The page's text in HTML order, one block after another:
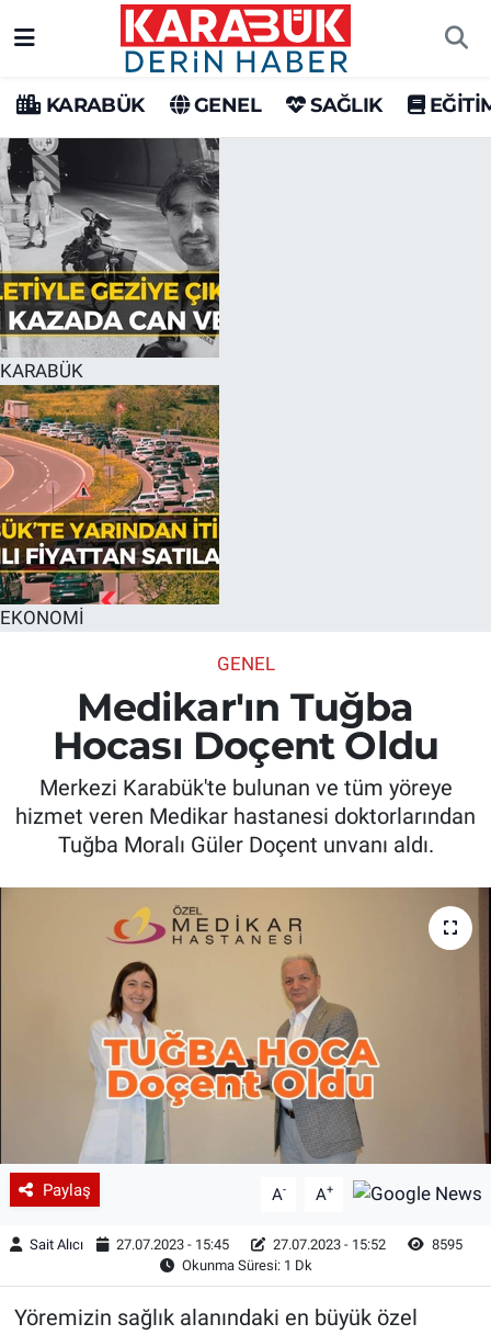
KARABÜK GENEL SAĞLIK
KARABÜK
EKONOMİ
GENEL
Medikar'ın Tuğba
Hocası Doçent Oldu
Merkezi Karabük'te bulunan ve tüm yöreye
hizmet veren Medikar hastanesi doktorlarından
Tuğba Moralı Güler Doçent unvanı aldı.
Paylaş A- A+
Sait Alıcı 27.07.2023 - 15:45 27.07.2023 - 15:52
8595
Okunma Süresi: 1 Dk
Yöremizin sağlık alanındaki en büyük özel
Karabük Hava Durumu
Karabük Trafik Yoğunluk Haritası
Süper Lig Puan Durumu ve Fikstür
Tüm Manşetler
Son Dakika Haberleri
Haber Arşivi